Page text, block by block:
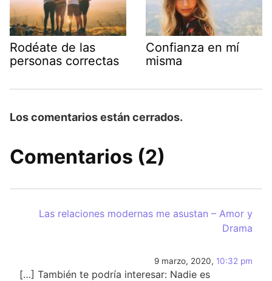
Rodéate de las
personas correctas
Confianza en mí
misma
Los comentarios están cerrados.
Comentarios (2)
Las relaciones modernas me asustan – Amor y
Drama
9 marzo, 2020, 10:32 pm
[…] También te podría interesar: Nadie es